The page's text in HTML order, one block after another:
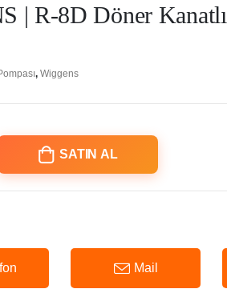
| R-8D Döner
, Wiggens
SATIN AL
Mail